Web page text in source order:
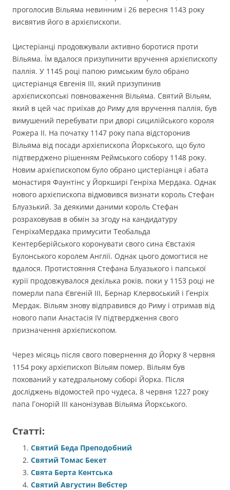
проголосив Вільяма невинним і 26 вересня 1143 року
висвятив його в архієпископи.
Цистеріанці продовжували активно боротися проти
Вільяма. Їм вдалося призупинити вручення архієпископу
паллія. У 1145 році папою римським було обрано
цистеріанця Євгенія ІІІ, який призупинив
архієпископські повноваження Вільяма. Святий Вільям,
який в цей час приїхав до Риму для вручення паллія, був
вимушений перебувати при дворі сицилійського короля
Рожера ІІ. На початку 1147 року папа відсторонив
Вільяма від посади архієпископа Йоркського, що було
підтверджено рішенням Реймського собору 1148 року.
Новим архієпископом було обрано цистеріанця і абата
монастиря Фаунтінс у Йоркширі Генріха Мердака. Однак
нового архієпископа відмовився визнати король Стефан
Блуазький. За деякими даними король Стефан
розраховував в обмін за згоду на кандидатуру
ГенріхаМердака примусити Теобальда
Кентерберійського коронувати свого сина Євстахія
Булонського королем Англії. Однак цього домогтися не
вдалося. Протистояння Стефана Блуазького і папської
курії продовжувалося декілька років, поки у 1153 році не
померли папа Євгеній ІІІ, Бернар Клервоський і Генріх
Мердак. Вільям знову відправився до Риму і отримав від
нового папи Анастасія ІV підтвердження свого
призначення архієпископом.
Через місяць після свого повернення до Йорку 8 червня
1154 року архієпископ Вільям помер. Вільям був
похований у катедральному соборі Йорка. Після
досліджень відомостей про чудеса, 8 червня 1227 року
папа Гонорій ІІІ канонізував Вільяма Йоркського.
Статті:
Святий Беда Преподобний
Святий Томас Бекет
Свята Берта Кентська
Святий Августин Вебстер